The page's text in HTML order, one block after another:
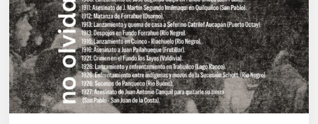
través
del
arte
las
tensiones